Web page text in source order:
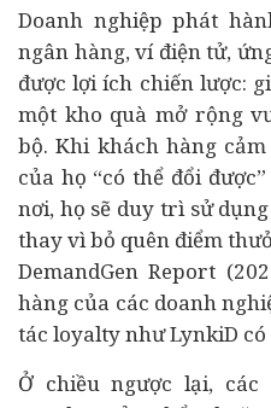
Doanh nghiệp phát
ngân hàng, ví điện tử,
được lợi ích chiến lược:
một kho quà mở rộng
bộ. Khi khách hàng
của họ “có thể đổi
nơi, họ sẽ duy trì sử
thay vì bỏ quên điểm
DemandGen Report
hàng của các doanh
tác loyalty như LynkiD có
Ở chiều ngược lại, các